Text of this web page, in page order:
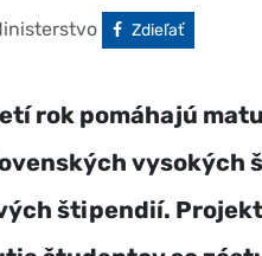
Facebook
Zdieľať
rok pomáhajú
vysokých
štipendií.